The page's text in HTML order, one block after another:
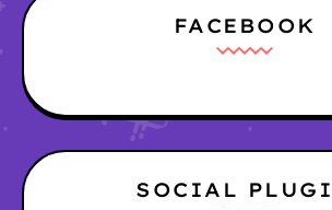
FACEBOOK
SOCIAL